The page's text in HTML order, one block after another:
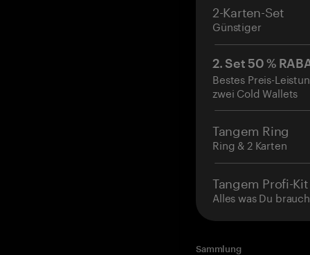
2-Karten-Set
Günstiger
2. Set 50 %
Bestes Preis-
zwei Cold Wallets
Tangem Ring
Ring & 2 Karten
Tangem Profi-Kit
Alles was Du
Sammlung